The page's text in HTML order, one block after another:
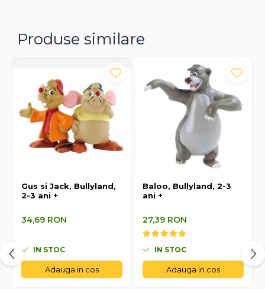
Produse similare
Gus si Jack, Bullyland,
2-3 ani +
34,69 RON
IN STOC
Adauga in cos
Baloo, Bullyland, 2-3
ani +
27,39 RON
IN STOC
Adauga in cos